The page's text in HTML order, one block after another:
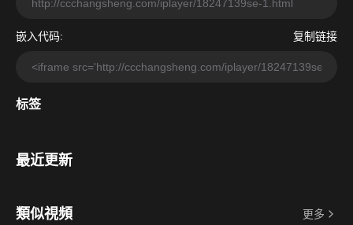
嵌入代码: 复制链接
标签
最近更新
類似視頻 更多